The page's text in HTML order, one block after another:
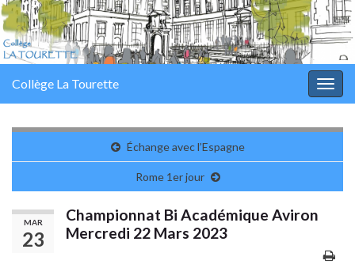
Collège La Tourette
Échange avec l’Espagne
Rome 1er jour
MAR
23
Championnat Bi Académique Aviron
Mercredi 22 Mars 2023